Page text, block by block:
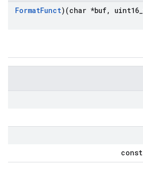
FormatFunct)(char *buf, uint16
const